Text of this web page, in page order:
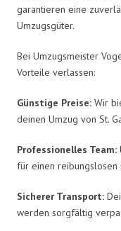
garantieren eine
Umzugsgüter.
Bei Umzugsmeister
Vorteile verlassen:
Günstige Preise: Wir
deinen Umzug von St.
Professionelles Team:
für einen reibungslosen
Sicherer Transport:
werden sorgfältig